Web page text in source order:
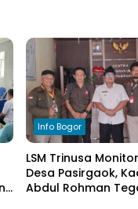
Info Bogor
LSM Trinusa
Desa Pasirgaok,
Abdul Rohman